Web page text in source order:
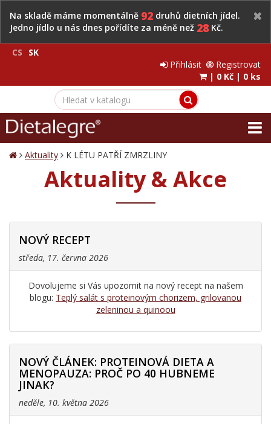
Na skladě máme momentálně 92 druhů dietních jídel.
Jedno jídlo u nás dnes pořídíte za méně než 28Kč.
CS
SK
Přihlásit
Registrovat
| 0 Kč | 0 ks
Aktuality K LÉTU PATŘÍ ZMRZLINY
Aktuality & Akce
NOVÝ RECEPT
středa, 17. června 2026
Dovolujeme si Vás upozornit na nový recept na našem
blogu: Teplý salát s proteinovým chorizem, grilovanou
zeleninou a quinoou
NOVÝ ČLÁNEK: PROTEINOVÁ DIETA A
MENOPAUZA: PROČ PO 40 HUBNEME
JINAK?
neděle, 10. května 2026